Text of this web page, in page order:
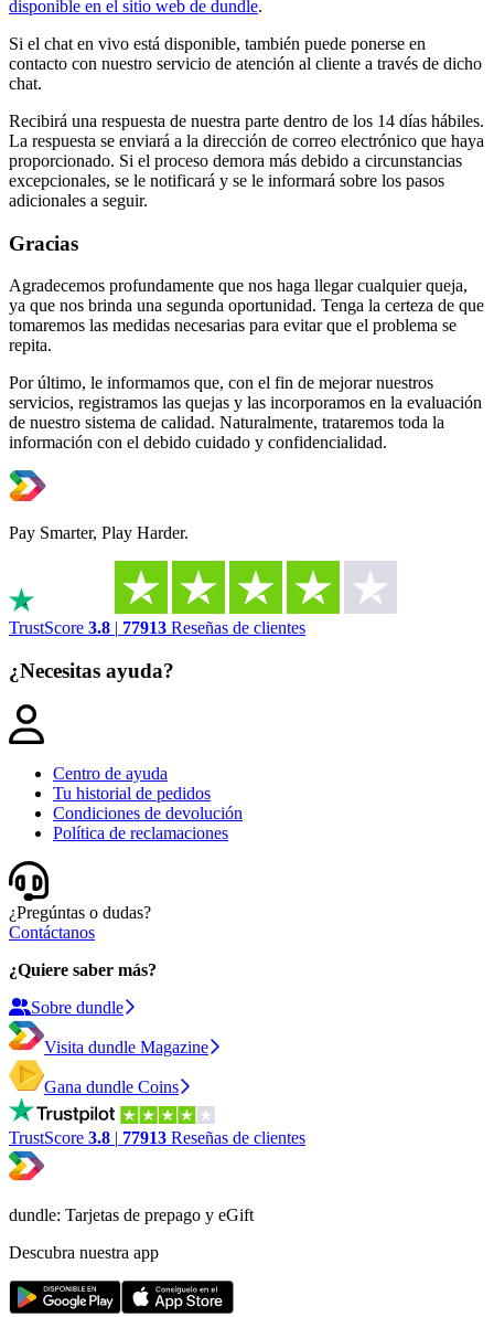
disponible en el sitio web de dundle.
Si el chat en vivo está disponible, también puede ponerse en
contacto con nuestro servicio de atención al cliente a través de dicho
chat.
Recibirá una respuesta de nuestra parte dentro de los 14 días hábiles.
La respuesta se enviará a la dirección de correo electrónico que haya
proporcionado. Si el proceso demora más debido a circunstancias
excepcionales, se le notificará y se le informará sobre los pasos
adicionales a seguir.
Gracias
Agradecemos profundamente que nos haga llegar cualquier queja,
ya que nos brinda una segunda oportunidad. Tenga la certeza de que
tomaremos las medidas necesarias para evitar que el problema se
repita.
Por último, le informamos que, con el fin de mejorar nuestros
servicios, registramos las quejas y las incorporamos en la evaluación
de nuestro sistema de calidad. Naturalmente, trataremos toda la
información con el debido cuidado y confidencialidad.
Pay Smarter, Play Harder.
TrustScore 3.8 | 77913 Reseñas de clientes
¿Necesitas ayuda?
Centro de ayuda
Tu historial de pedidos
Condiciones de devolución
Política de reclamaciones
¿Pregúntas o dudas?
Contáctanos
¿Quiere saber más?
Sobre dundle
Visita dundle Magazine
Gana dundle Coins
TrustScore 3.8 | 77913 Reseñas de clientes
dundle: Tarjetas de prepago y eGift
Descubra nuestra app